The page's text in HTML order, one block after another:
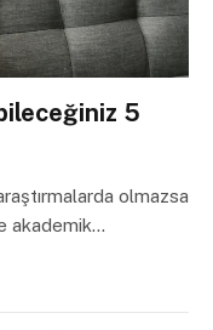
5
olmazsa
akademik…